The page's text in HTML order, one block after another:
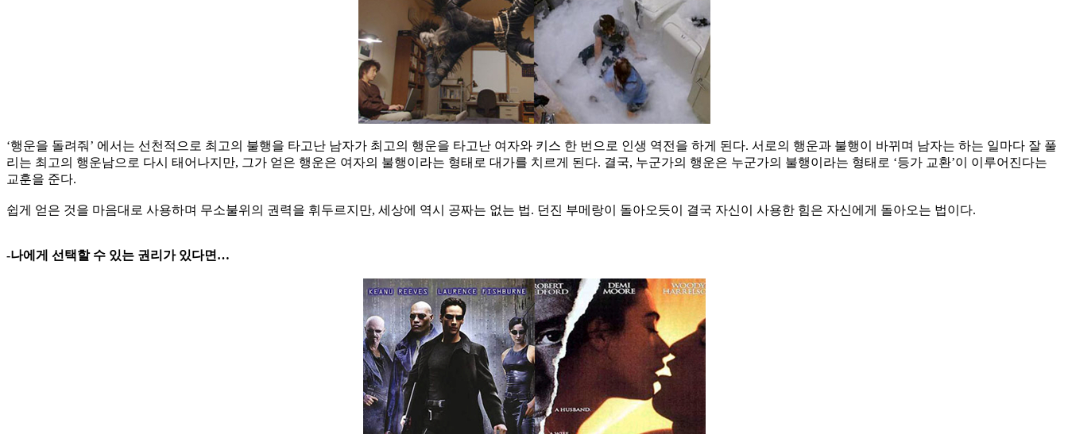
‘행운을 돌려줘’ 에서는 선천적으로 최고의 불행을 타고난 남자가 최고의 행운을 타고난 여자와 키스 한 번으로 인생 역전을 하게 된다. 서로의 행운과 불행이 바뀌며 남자는 하는 일마다 잘 풀
리는 최고의 행운남으로 다시 태어나지만, 그가 얻은 행운은 여자의 불행이라는 형태로 대가를 치르게 된다. 결국, 누군가의 행운은 누군가의 불행이라는 형태로 ‘등가 교환’이 이루어진다는
교훈을 준다.
쉽게 얻은 것을 마음대로 사용하며 무소불위의 권력을 휘두르지만, 세상에 역시 공짜는 없는 법. 던진 부메랑이 돌아오듯이 결국 자신이 사용한 힘은 자신에게 돌아오는 법이다.
-나에게 선택할 수 있는 권리가 있다면…